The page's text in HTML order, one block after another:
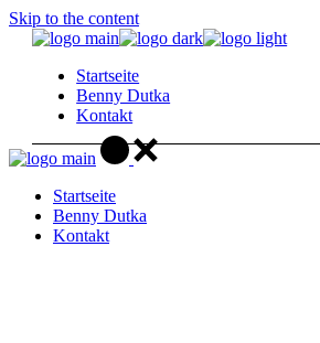
Skip to the content
Startseite
Benny Dutka
Kontakt
Startseite
Benny Dutka
Kontakt